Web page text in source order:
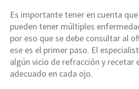
Es importante tener en cuenta
pueden tener múltiples
por eso que se debe consultar al
ese es el primer paso. El
algún vicio de refracción y recetar
adecuado en cada ojo.